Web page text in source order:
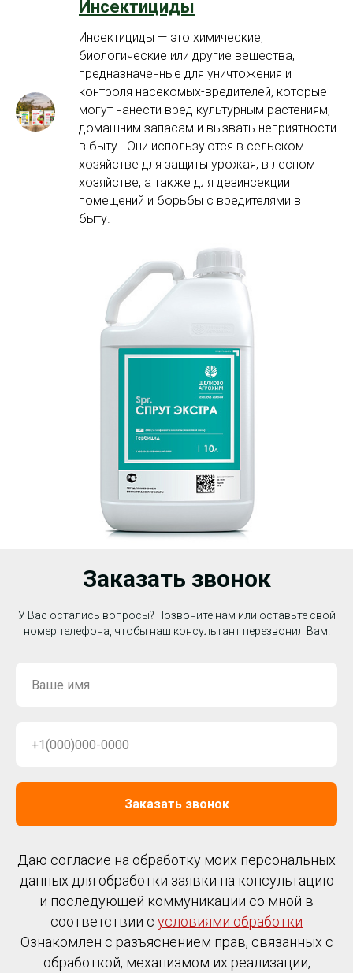
Инсектициды
Инсектициды — это химические,
биологические или другие вещества,
предназначенные для уничтожения и
контроля насекомых-вредителей, которые
могут нанести вред культурным растениям,
домашним запасам и вызвать неприятности
в быту. Они используются в сельском
хозяйстве для защиты урожая, в лесном
хозяйстве, а также для дезинсекции
помещений и борьбы с вредителями в
быту.
Заказать звонок
У Вас остались вопросы? Позвоните нам или оставьте свой
номер телефона, чтобы наш консультант перезвонил Вам!
Заказать звонок
Даю согласие на обработку моих персональных
данных для обработки заявки на консультацию
и последующей коммуникации со мной в
соответствии с условиями обработки
Ознакомлен с разъяснением прав, связанных с
обработкой, механизмом их реализации,